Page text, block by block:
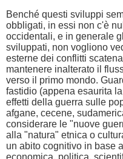
Benché questi sviluppi
obbligati, in essi non c'è
occidentali, e in generale
sviluppati, non vogliono
esterne dei conflitti
mantenere inalterato il
verso il primo mondo.
fastidio (appena esaurita
effetti della guerra sulle
afgane, cecene,
considerare le "nuove
alla "natura" etnica o
un abito cognitivo in base